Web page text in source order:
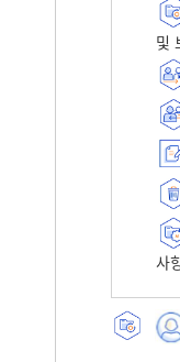
및
사